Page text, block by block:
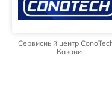
Сервисный центр
Казани